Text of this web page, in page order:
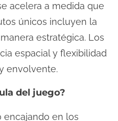
acelera a medida que
únicos incluyen la
estratégica. Los
espacial y flexibilidad
envolvente.
del juego?
encajando en los